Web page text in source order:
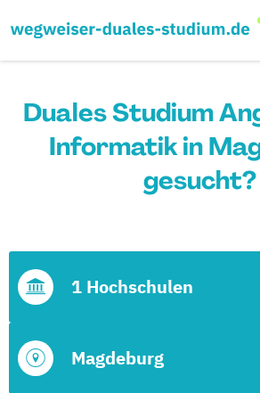
Duales Studium
Informatik in
gesucht?
Magdeburg
1 Hochschulen